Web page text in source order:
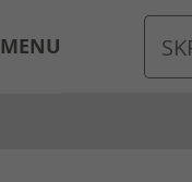
MENU